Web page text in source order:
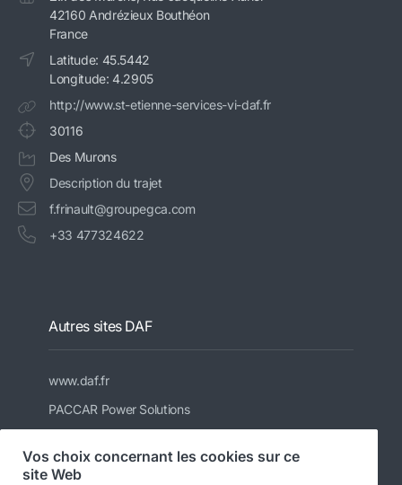
42160 Andrézieux Bouthéon
France
Latitude: 45.5442
Longitude: 4.2905
http://www.st-etienne-services-vi-daf.fr
30116
Des Murons
Description du trajet
f.frinault@groupegca.com
+33 477324622
Autres sites DAF
www.daf.fr
PACCAR Power Solutions
Véhicules d'occasion DAF
Vos choix concernant les cookies sur ce
site Web